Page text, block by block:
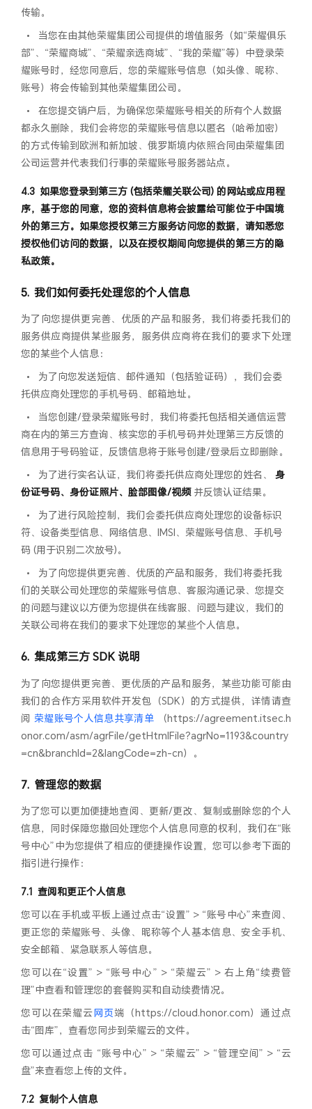
传输。
•
当您在由其他荣耀集团公司提供的增值服务（如“荣耀俱乐
部”、“荣耀商城”、“荣耀亲选商城”、“我的荣耀”等）中登录荣
耀账号时，经您同意后，您的荣耀账号信息（如头像、昵称、
账号）将会传输到其他荣耀集团公司。
•
在您提交销户后，为确保您荣耀账号相关的所有个人数据
都永久删除，我们会将您的荣耀账号信息以匿名（哈希加密）
的方式传输到欧洲和新加坡、俄罗斯境内依照合同由荣耀集团
公司运营并代表我们行事的荣耀账号服务器站点。
如果您登录到第三方 (包括荣耀关联公司) 的网站或应用程
序，基于您的同意，您的资料信息将会披露给可能位于中国境
外的第三方。如果您授权第三方服务访问您的数据，请知悉您
授权他们访问的数据，以及在授权期间向您提供的第三方的隐
私政策。
我们如何委托处理您的个人信息
为了向您提供更完善、优质的产品和服务，我们将委托我们的
服务供应商提供某些服务，服务供应商将在我们的要求下处理
您的某些个人信息：
•
为了向您发送短信、邮件通知（包括验证码），我们会委
托供应商处理您的手机号码、邮箱地址。
•
当您创建/登录荣耀账号时，我们将委托包括相关通信运营
商在内的第三方查询、核实您的手机号码并处理第三方反馈的
信息用于号码验证，反馈信息将于账号创建/登录后立即删除。
•
为了进行实名认证，我们将委托供应商处理您的姓名、身
份证号码、身份证照片、脸部图像/视频并反馈认证结果。
•
为了进行风险控制，我们会委托供应商处理您的设备标识
符、设备类型信息、网络信息、IMSI、荣耀账号信息、手机号
码 (用于识别二次放号)。
•
为了向您提供更完善、优质的产品和服务，我们将委托我
们的关联公司处理您的荣耀账号信息、客服沟通记录、您提交
的问题与建议以方便为您提供在线客服、问题与建议，我们的
关联公司将在我们的要求下处理您的某些个人信息。
集成第三方 SDK 说明
为了向您提供更完善、更优质的产品和服务，某些功能可能由
我们的合作方采用软件开发包（SDK）的方式提供，详情请查
阅 荣耀账号个人信息共享清单
（https://agreement.itsec.h
onor.com/asm/agrFile/getHtmlFile?agrNo=1193&country
=cn&branchId=2&langCode=zh-cn）。
管理您的数据
为了您可以更加便捷地查阅、更新/更改、复制或删除您的个人
信息，同时保障您撤回处理您个人信息同意的权利，我们在“账
号中心”中为您提供了相应的便捷操作设置，您可以参考下面的
指引进行操作：
查阅和更正个人信息
您可以在手机或平板上通过点击“设置” > “账号中心”来查阅、
更正您的荣耀账号、头像、昵称等个人基本信息、安全手机、
安全邮箱、紧急联系人等信息。
您可以在“设置” > “账号中心” > “荣耀云” > 右上角“续费管
理”中查看和管理您的套餐购买和自动续费情况。
您可以在荣耀云网页端（https://cloud.honor.com）通过点
击“图库”，查看您同步到荣耀云的文件。
您可以通过点击 “账号中心” > “荣耀云” > “管理空间” > “云
盘”来查看您上传的文件。
复制个人信息